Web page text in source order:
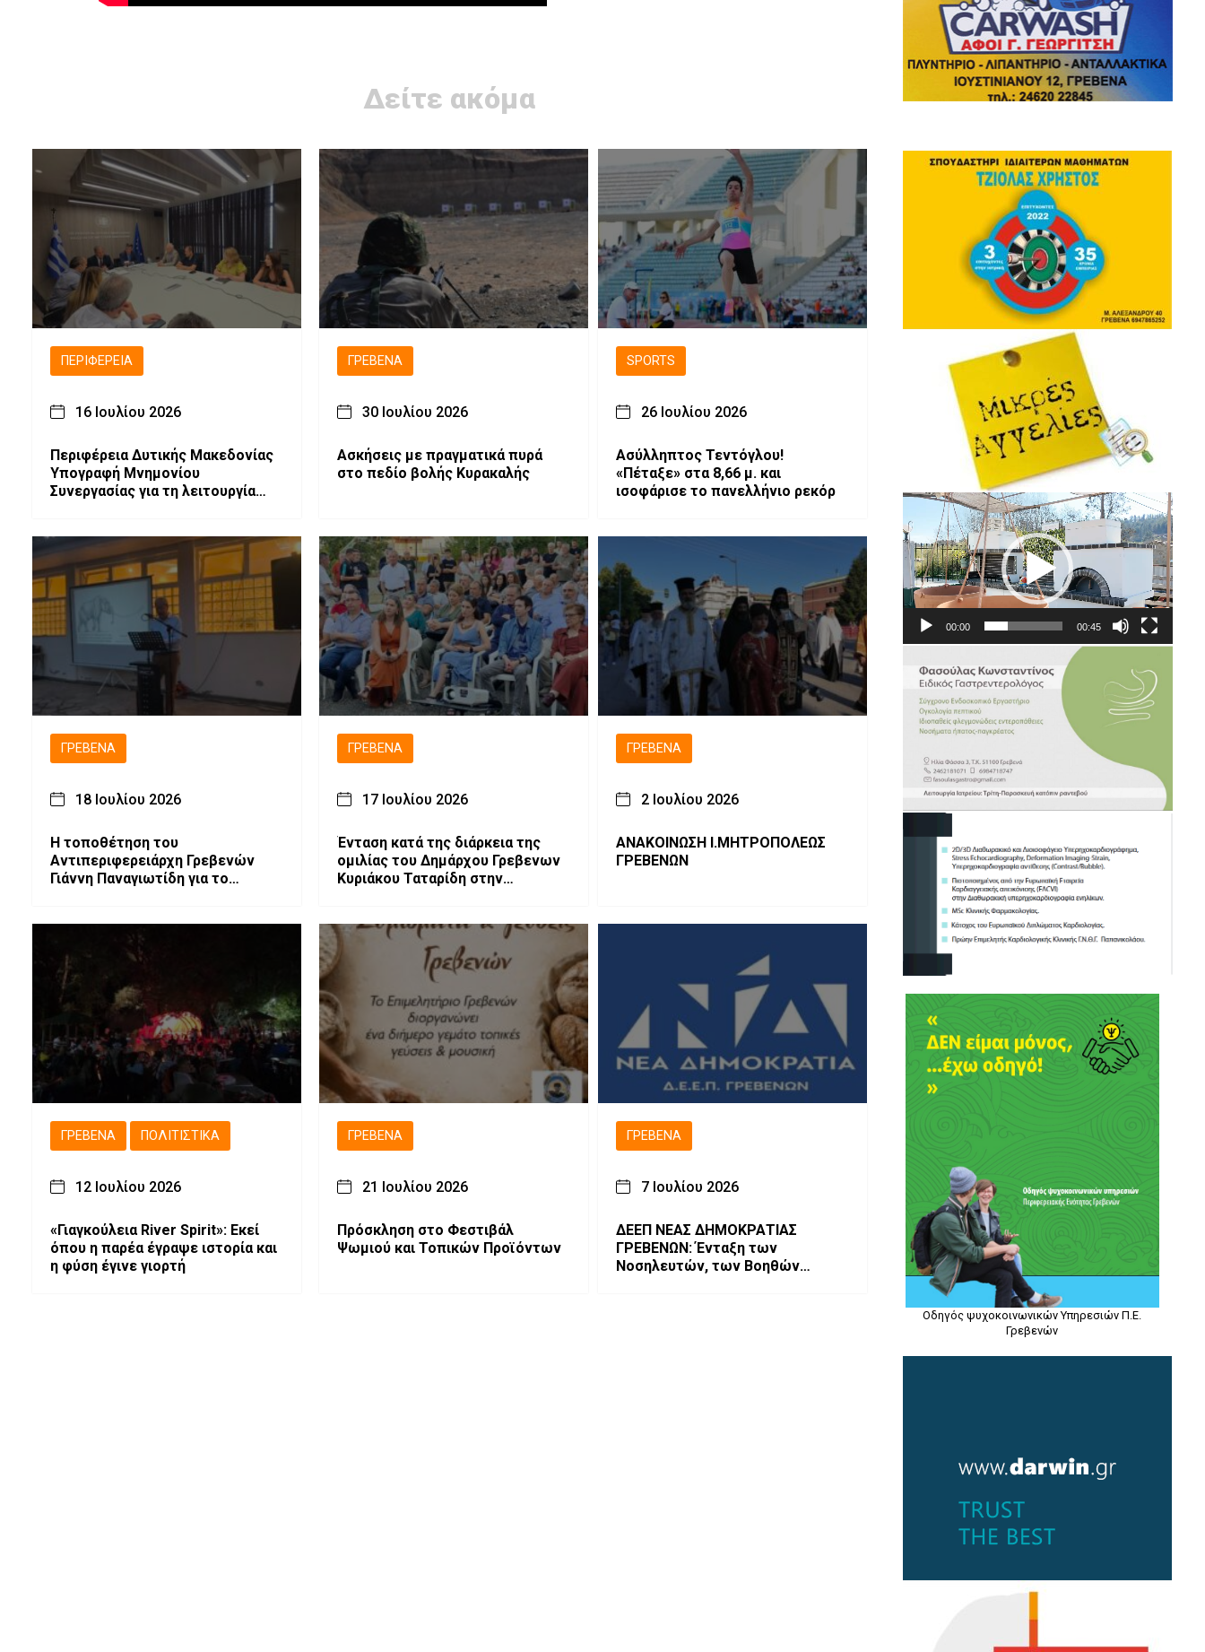
Δείτε ακόμα
ΠΕΡΙΦΈΡΕΙΑ
16 Ιουλίου 2026
Περιφέρεια Δυτικής Μακεδονίας
Υπογραφή Μνημονίου
Συνεργασίας για τη λειτουργία
ΓΡΕΒΕΝΆ
30 Ιουλίου 2026
Ασκήσεις με πραγματικά πυρά
στο πεδίο βολής Κυρακαλής
SPORTS
26 Ιουλίου 2026
Ασύλληπτος Τεντόγλου!
«Πέταξε» στα 8,66 μ. και
ισοφάρισε το πανελλήνιο ρεκόρ
ΓΡΕΒΕΝΆ
18 Ιουλίου 2026
Η τοποθέτηση του
Αντιπεριφερειάρχη Γρεβενών
Γιάννη Παναγιωτίδη για το
ΓΡΕΒΕΝΆ
17 Ιουλίου 2026
Ένταση κατά της διάρκεια της
ομιλίας του Δημάρχου Γρεβενων
Κυριάκου Ταταρίδη στην
ΓΡΕΒΕΝΆ
2 Ιουλίου 2026
ΑΝΑΚΟΙΝΩΣΗ Ι.ΜΗΤΡΟΠΟΛΕΩΣ
ΓΡΕΒΕΝΩΝ
ΓΡΕΒΕΝΆ ΠΟΛΙΤΙΣΤΙΚΆ
12 Ιουλίου 2026
«Γιαγκούλεια River Spirit»: Εκεί
όπου η παρέα έγραψε ιστορία και
η φύση έγινε γιορτή
ΓΡΕΒΕΝΆ
21 Ιουλίου 2026
Πρόσκληση στο Φεστιβάλ
Ψωμιού και Τοπικών Προϊόντων
ΓΡΕΒΕΝΆ
7 Ιουλίου 2026
ΔΕΕΠ ΝΕΑΣ ΔΗΜΟΚΡΑΤΙΑΣ
ΓΡΕΒΕΝΩΝ: Ένταξη των
Νοσηλευτών, των Βοηθών
Πρόγραμμα
Αναπαραγωγής
Βίντεο
00:00 00:45
Οδηγός ψυχοκοινωνικών Υπηρεσιών Π.Ε.
Γρεβενών